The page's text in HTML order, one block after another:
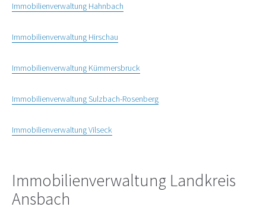
Immobilienverwaltung Hahnbach
Immobilienverwaltung Hirschau
Immobilienverwaltung Kümmersbruck
Immobilienverwaltung Sulzbach-Rosenberg
Immobilienverwaltung Vilseck
Immobilienverwaltung Landkreis
Ansbach